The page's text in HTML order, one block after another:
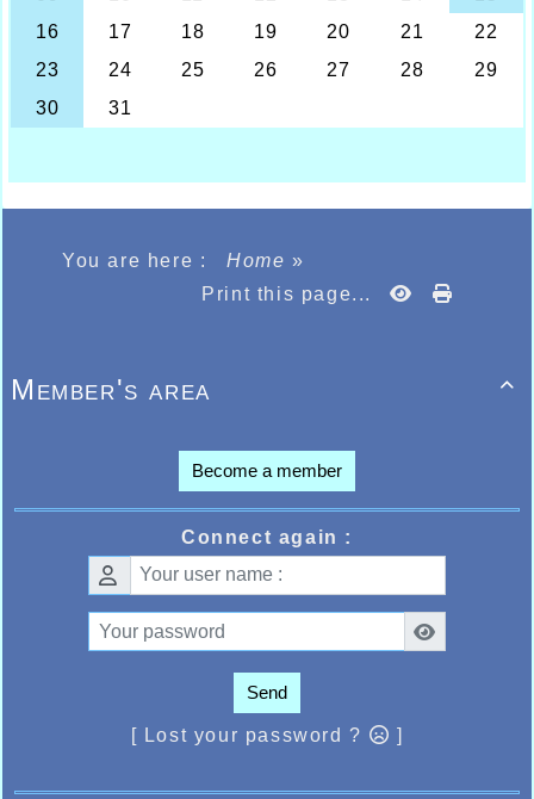
alors que sur 1500m la cadette Célia Haquette
réalisait 5.27.03 et Clara Monnier 5.51.63. Sur
2.37.16
AU CHAMPIONNATS DE FRANCE
d’athlétisme vétérans où Guillaume
avec les performances suivantes, 4m72 au
saut en longueur, 26m87 au lancer de javelot,
29.02 sur 200m, 24m29 au lancer de disque et
You are here : Home»
Print this page...

Member's area
Become a member
Connect again :
Send
[ Lost your password ? ]